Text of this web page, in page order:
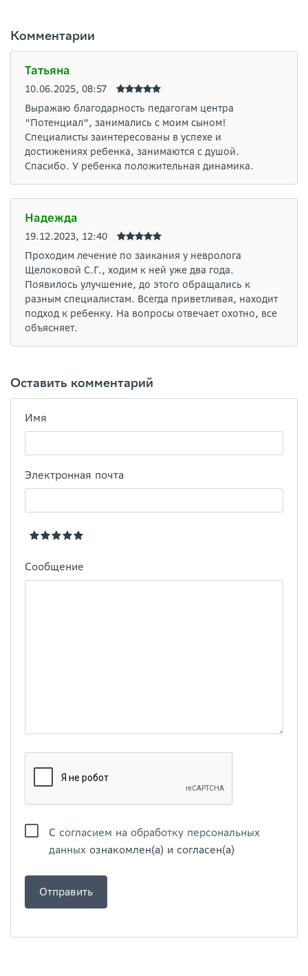
Комментарии
Татьяна
10.06.2025, 08:57
Выражаю благодарность педагогам центра
"Потенциал", занимались с моим сыном!
Специалисты заинтересованы в успехе и
достижениях ребенка, занимаются с душой.
Спасибо. У ребенка положительная динамика.
Надежда
19.12.2023, 12:40
Проходим лечение по заикания у невролога
Щелоковой С.Г., ходим к ней уже два года.
Появилось улучшение, до этого обращались к
разным специалистам. Всегда приветливая, находит
подход к ребенку. На вопросы отвечает охотно, все
объясняет.
Оставить комментарий
Имя
Электронная почта
Сообщение
С согласием на обработку персональных
данных ознакомлен(а) и согласен(а)